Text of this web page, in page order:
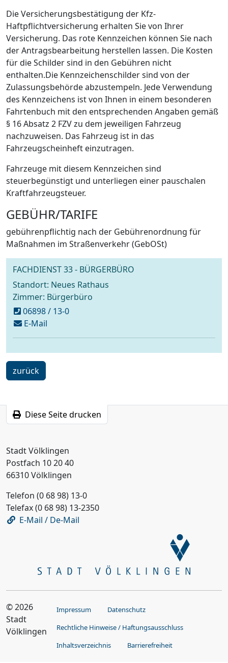
Die Versicherungsbestätigung der Kfz-
Haftpflichtversicherung erhalten Sie von Ihrer
Versicherung. Das rote Kennzeichen können Sie nach
der Antragsbearbeitung herstellen lassen. Die Kosten
für die Schilder sind in den Gebühren nicht
enthalten.Die Kennzeichenschilder sind von der
Zulassungsbehörde abzustempeln. Jede Verwendung
des Kennzeichens ist von Ihnen in einem besonderen
Fahrtenbuch mit den entsprechenden Angaben gemäß
§ 16 Absatz 2 FZV zu dem jeweiligen Fahrzeug
nachzuweisen. Das Fahrzeug ist in das
Fahrzeugscheinheft einzutragen.
Fahrzeuge mit diesem Kennzeichen sind
steuerbegünstigt und unterliegen einer pauschalen
Kraftfahrzeugsteuer.
GEBÜHR/TARIFE
gebührenpflichtig nach der Gebührenordnung für
Maßnahmen im Straßenverkehr (GebOSt)
FACHDIENST 33 - BÜRGERBÜRO
Standort: Neues Rathaus
Zimmer: Bürgerbüro
06898 / 13-0
E-Mailschreiben
an
ein
Schritt
zurück
Diese Seite drucken
Stadt Völklingen
Postfach 10 20 40
66310 Völklingen
Telefon (0 68 98) 13-0
Telefax (0 68 98) 13-2350
E-Mail / De-Mail
© 2026
Stadt
Völklingen
Impressum
Datenschutz
Rechtliche Hinweise / Haftungsausschluss
Inhaltsverzeichnis
Barrierefreiheit